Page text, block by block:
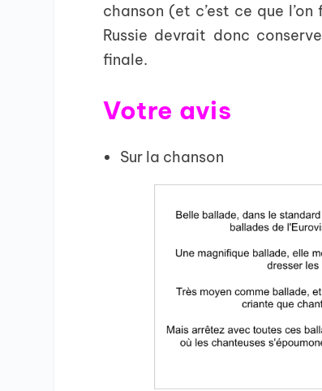
chanson (et c’est ce que
Russie devrait donc
finale.
Votre avis
Sur la chanson